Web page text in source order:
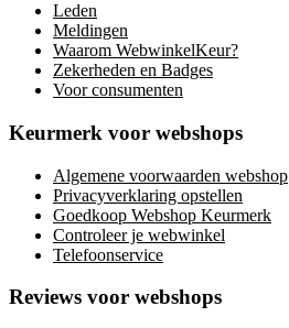
Leden
Meldingen
Waarom WebwinkelKeur?
Zekerheden en Badges
Voor consumenten
Keurmerk voor webshops
Algemene voorwaarden webshop
Privacyverklaring opstellen
Goedkoop Webshop Keurmerk
Controleer je webwinkel
Telefoonservice
Reviews voor webshops